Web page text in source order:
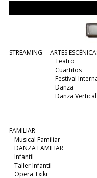
STREAMING
ARTES
Teatro
Cuartitos
Festival
Danza
Danza Vertical
FAMILIAR
Musical Familiar
DANZA FAMILIAR
Infantil
Taller Infantil
Opera Txiki